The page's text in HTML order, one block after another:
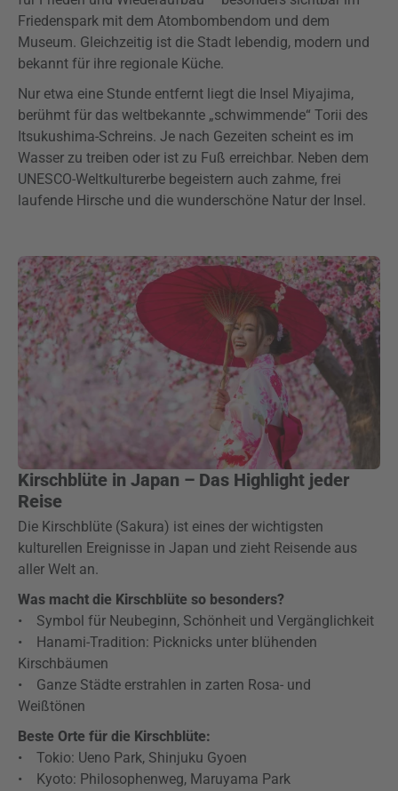
Friedenspark mit dem Atombombendom und dem
Museum. Gleichzeitig ist die Stadt lebendig, modern und
bekannt für ihre regionale Küche.
Nur etwa eine Stunde entfernt liegt die Insel Miyajima,
berühmt für das weltbekannte „schwimmende“ Torii des
Itsukushima-Schreins. Je nach Gezeiten scheint es im
Wasser zu treiben oder ist zu Fuß erreichbar. Neben dem
UNESCO-Weltkulturerbe begeistern auch zahme, frei
laufende Hirsche und die wunderschöne Natur der Insel.
Kirschblüte in Japan – Das Highlight jeder
Reise
Die Kirschblüte (Sakura) ist eines der wichtigsten
kulturellen Ereignisse in Japan und zieht Reisende aus
aller Welt an.
Was macht die Kirschblüte so besonders?
• Symbol für Neubeginn, Schönheit und Vergänglichkeit
• Hanami-Tradition: Picknicks unter blühenden
Kirschbäumen
• Ganze Städte erstrahlen in zarten Rosa- und
Weißtönen
Beste Orte für die Kirschblüte:
• Tokio: Ueno Park, Shinjuku Gyoen
• Kyoto: Philosophenweg, Maruyama Park